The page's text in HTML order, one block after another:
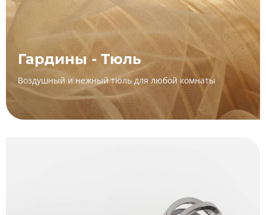
Гардины - Тюль
Воздушный и нежный тюль для любой комнаты